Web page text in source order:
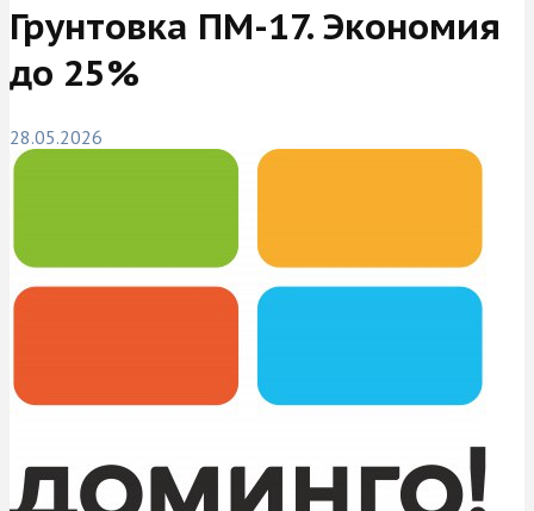
Грунтовка ПМ-17. Экономия
до 25%
28.05.2026